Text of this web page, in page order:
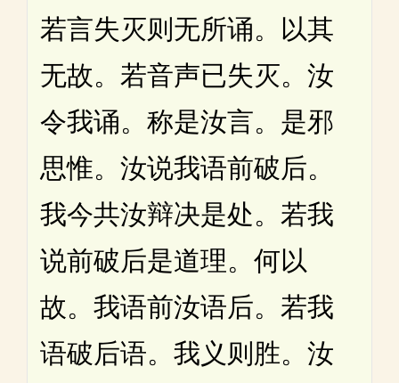
若言失灭则无所诵。以其
无故。若音声已失灭。汝
令我诵。称是汝言。是邪
思惟。汝说我语前破后。
我今共汝辩决是处。若我
说前破后是道理。何以
故。我语前汝语后。若我
语破后语。我义则胜。汝